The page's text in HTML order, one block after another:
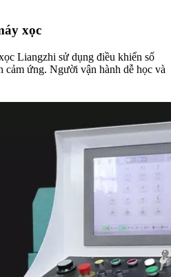
xọc
Liangzhi sử dụng điều khiển số
cảm ứng. Người vận hành dễ học và